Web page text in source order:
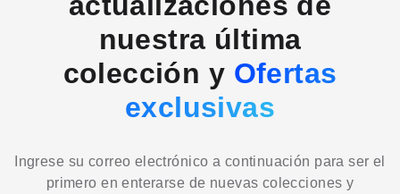
nuestra última
colección y Ofertas
exclusivas
Ingrese su correo electrónico a continuación para ser el
primero en enterarse de nuevas colecciones y